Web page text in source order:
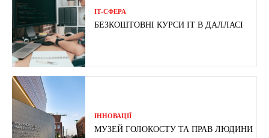
ІТ-СФЕРА
БЕЗКОШТОВНІ КУРСИ IT В ДАЛЛАСІ
ІННОВАЦІЇ
МУЗЕЙ ГОЛОКОСТУ ТА ПРАВ ЛЮДИНИ